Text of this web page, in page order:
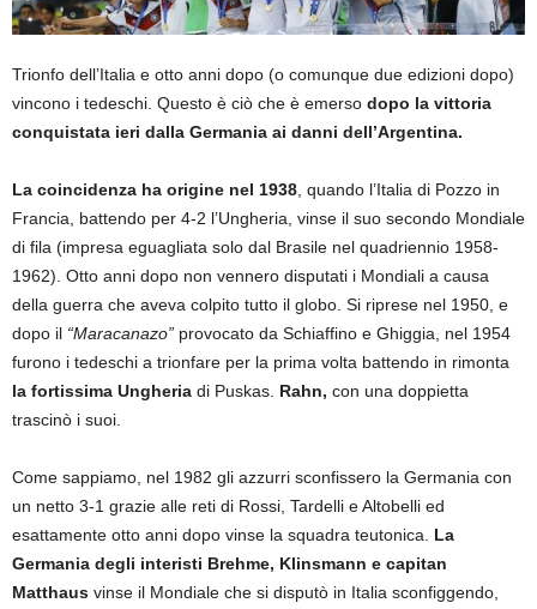
Trionfo dell’Italia e otto anni dopo (o comunque due edizioni dopo)
vincono i tedeschi. Questo è ciò che è emerso dopo la vittoria
conquistata ieri dalla Germania ai danni dell’Argentina.
La coincidenza ha origine nel 1938 , quando l’Italia di Pozzo in
Francia, battendo per 4-2 l’Ungheria, vinse il suo secondo Mondiale
di fila (impresa eguagliata solo dal Brasile nel quadriennio 1958-
1962). Otto anni dopo non vennero disputati i Mondiali a causa
della guerra che aveva colpito tutto il globo. Si riprese nel 1950, e
dopo il “Maracanazo” provocato da Schiaffino e Ghiggia, nel 1954
furono i tedeschi a trionfare per la prima volta battendo in rimonta
la fortissima Ungheria di Puskas. Rahn, con una doppietta
trascinò i suoi.
Come sappiamo, nel 1982 gli azzurri sconfissero la Germania con
un netto 3-1 grazie alle reti di Rossi, Tardelli e Altobelli ed
esattamente otto anni dopo vinse la squadra teutonica. La
Germania degli interisti Brehme, Klinsmann e capitan
Matthaus vinse il Mondiale che si disputò in Italia sconfiggendo,